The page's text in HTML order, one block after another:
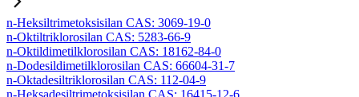
n-Heksiltrimetoksisilan CAS: 3069-19-0
n-Oktiltriklorosilan CAS: 5283-66-9
n-Oktildimetilklorosilan CAS: 18162-84-0
n-Dodesildimetilklorosilan CAS: 66604-31-7
n-Oktadesiltriklorosilan CAS: 112-04-9
n-Heksadesiltrimetoksisilan CAS: 16415-12-6